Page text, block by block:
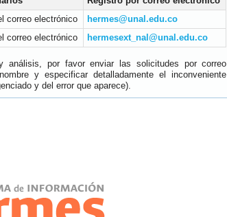
correo electrónico
hermes@unal.edu.co
correo electrónico hermesext_nal@unal.edu.co
análisis, por favor enviar las solicitudes por correo
y especificar detalladamente el inconveniente
y del error que aparece).